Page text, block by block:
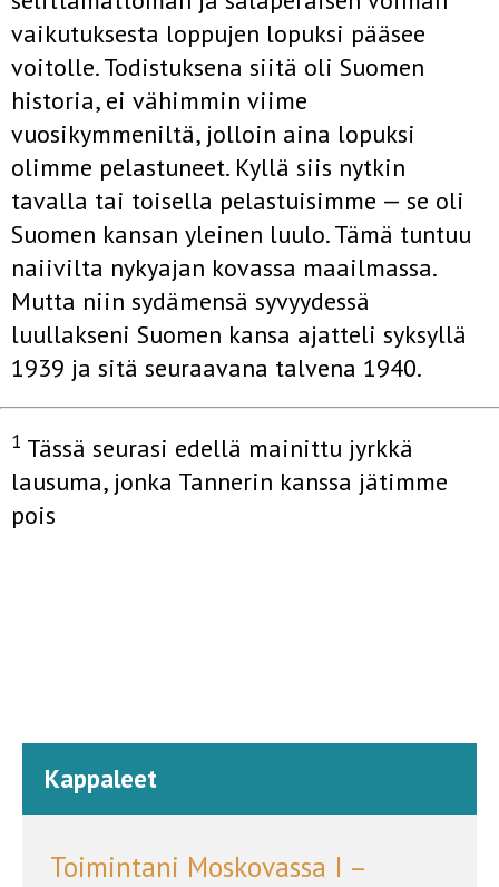
vaikutuksesta loppujen lopuksi pääsee
voitolle. Todistuksena siitä oli Suomen
historia, ei vähimmin viime
vuosikymmeniltä, jolloin aina lopuksi
olimme pelastuneet. Kyllä siis nytkin
tavalla tai toisella pelastuisimme — se oli
Suomen kansan yleinen luulo. Tämä tuntuu
naiivilta nykyajan kovassa maailmassa.
Mutta niin sydämensä syvyy­dessä
luullakseni Suomen kansa ajatteli syksyllä
1939 ja sitä seuraavana talvena 1940.
1 Tässä seurasi edellä mainittu jyrkkä
lausuma, jonka Tannerin kanssa jätimme
pois
Kappaleet
Toimintani Moskovassa I –